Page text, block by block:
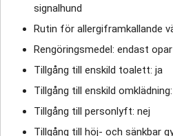
signalhund
Rutin för allergiframkallande
Rengöringsmedel: endast
Tillgång till enskild toalett: ja
Tillgång till enskild
Tillgång till personlyft: nej
Tillgång till höj- och sänkbar